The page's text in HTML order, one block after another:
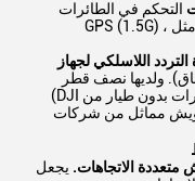
التحكم في الطائرات
بدون طيار بشكل رئيسي في السوق الحالية مثل GPS (1.5G) ،
اللاسلكي لجهاز
ولديها نصف قطر
تشويش كبير يبلغ 2000 م (لجميع أنواع الطائرات بدون طيار من DJI)
مماثل من شركات
متعددة الاتجاهات. يجعل